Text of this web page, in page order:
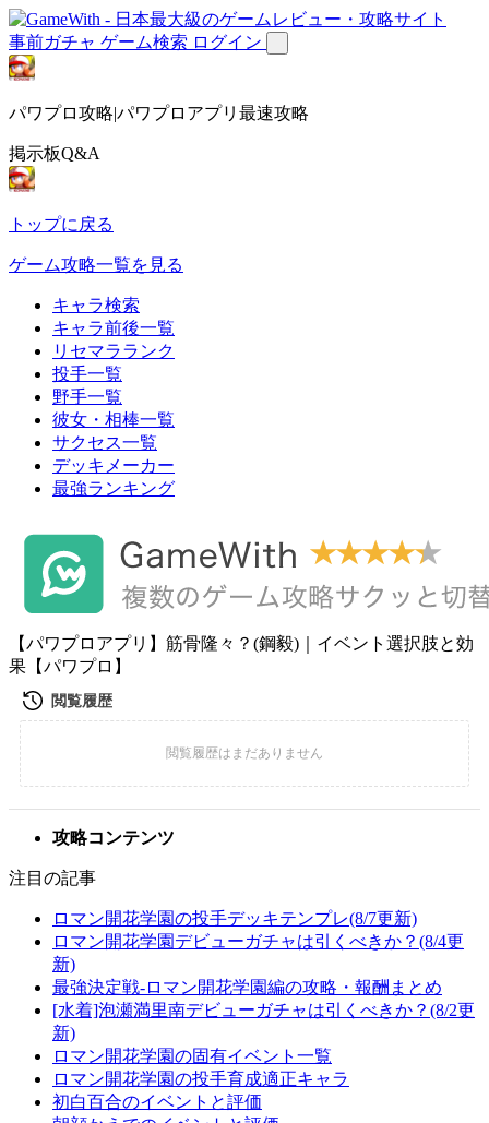
事前ガチャ ゲーム検索 ログイン
パワプロ攻略|パワプロアプリ最速攻略
掲示板Q&A
トップに戻る
ゲーム攻略一覧を見る
キャラ検索
キャラ前後一覧
リセマラランク
投手一覧
野手一覧
彼女・相棒一覧
サクセス一覧
デッキメーカー
最強ランキング
【パワプロアプリ】筋骨隆々？(鋼毅)｜イベント選択肢と効
果【パワプロ】
攻略コンテンツ
注目の記事
ロマン開花学園の投手デッキテンプレ(8/7更新)
ロマン開花学園デビューガチャは引くべきか？(8/4更
新)
最強決定戦-ロマン開花学園編の攻略・報酬まとめ
[水着]泡瀬満里南デビューガチャは引くべきか？(8/2更
新)
ロマン開花学園の固有イベント一覧
ロマン開花学園の投手育成適正キャラ
初白百合のイベントと評価